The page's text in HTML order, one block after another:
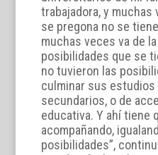
trabajadora, y
se pregona no se
muchas veces va de
posibilidades que se
no tuvieron las
culminar sus estudios
secundarios, o de
educativa. Y ahí tiene
acompañando,
posibilidades”,